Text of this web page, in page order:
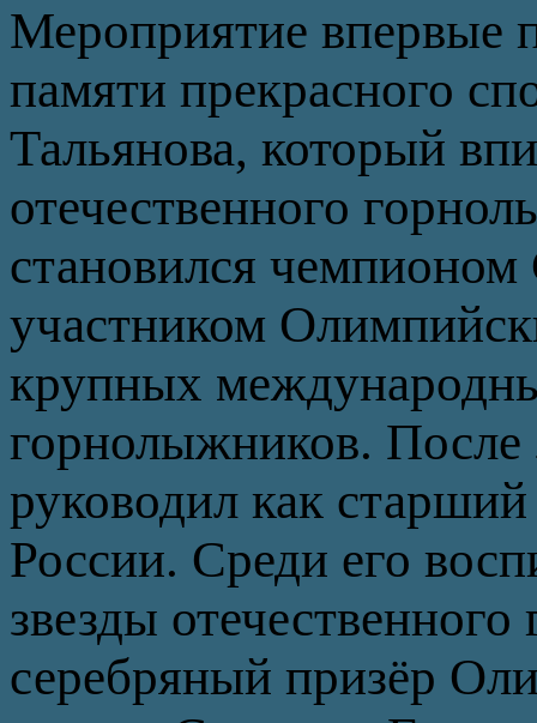
Мероприятие впервые
памяти прекрасного
Тальянова, который
отечественного
становился
участником
крупных
горнолыжников. После
руководил как
России. Среди его
звезды
серебряный призёр